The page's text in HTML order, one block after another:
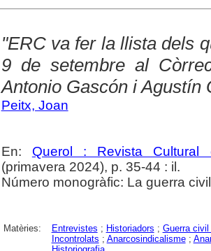
"ERC va fer la llista dels
9 de setembre al
Antonio Gascón i Agustín
Peitx, Joan
En: Querol : Revista Cultural
(primavera 2024), p. 35-44 : il.
Número monogràfic: La guerra
Matèries: Entrevistes ; Historiadors ; Guerra
Incontrolats ; Anarcosindicalisme;